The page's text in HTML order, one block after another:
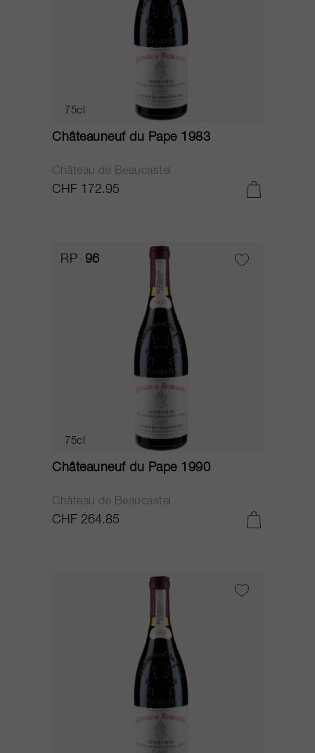
75cl
Châteauneuf du Pape 1983
Château de Beaucastel
CHF 172.95
RP 96
75cl
Châteauneuf du Pape 1990
Château de Beaucastel
CHF 264.85